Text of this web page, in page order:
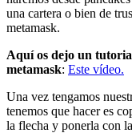
una cartera o bien de
metamask.
Aquí os dejo un
metamask: Este vídeo.
Una vez tengamos
tenemos que hacer es
la flecha y ponerla con